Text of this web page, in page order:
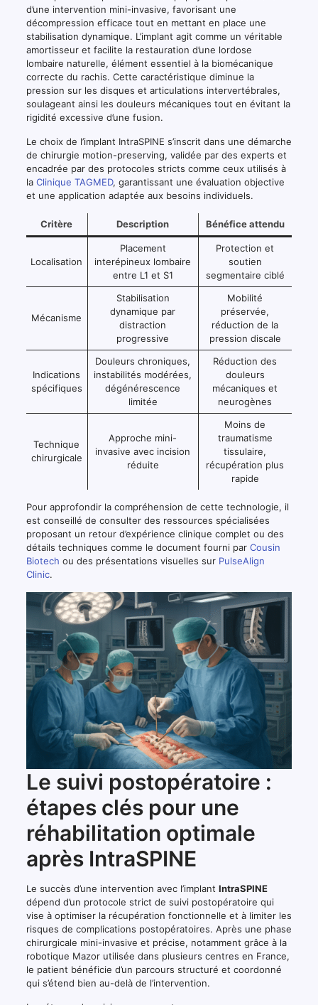
d’une intervention mini-invasive, favorisant une
décompression efficace tout en mettant en place une
stabilisation dynamique. L’implant agit comme un véritable
amortisseur et facilite la restauration d’une lordose
lombaire naturelle, élément essentiel à la biomécanique
correcte du rachis. Cette caractéristique diminue la
pression sur les disques et articulations intervertébrales,
soulageant ainsi les douleurs mécaniques tout en évitant la
rigidité excessive d’une fusion.
Le choix de l’implant IntraSPINE s’inscrit dans une démarche
de chirurgie motion-preserving, validée par des experts et
encadrée par des protocoles stricts comme ceux utilisés à
la Clinique TAGMED, garantissant une évaluation objective
et une application adaptée aux besoins individuels.
Critère Description Bénéfice attendu
Localisation
Placement
interépineux lombaire
entre L1 et S1
Protection et
soutien
segmentaire ciblé
Mécanisme
Stabilisation
dynamique par
distraction
progressive
Mobilité
préservée,
réduction de la
pression discale
Indications
spécifiques
Douleurs chroniques,
instabilités modérées,
dégénérescence
limitée
Réduction des
douleurs
mécaniques et
neurogènes
Technique
chirurgicale
Approche mini-
invasive avec incision
réduite
Moins de
traumatisme
tissulaire,
récupération plus
rapide
Pour approfondir la compréhension de cette technologie, il
est conseillé de consulter des ressources spécialisées
proposant un retour d’expérience clinique complet ou des
détails techniques comme le document fourni par Cousin
Biotech ou des présentations visuelles sur PulseAlign
Clinic.
Le suivi postopératoire :
étapes clés pour une
réhabilitation optimale
après IntraSPINE
Le succès d’une intervention avec l’implant IntraSPINE
dépend d’un protocole strict de suivi postopératoire qui
vise à optimiser la récupération fonctionnelle et à limiter les
risques de complications postopératoires. Après une phase
chirurgicale mini-invasive et précise, notamment grâce à la
robotique Mazor utilisée dans plusieurs centres en France,
le patient bénéficie d’un parcours structuré et coordonné
qui s’étend bien au-delà de l’intervention.